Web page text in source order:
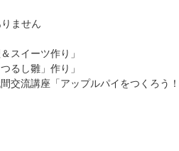
ません
スイーツ作り」
るし雛」作り」
交流講座「アップルパイをつくろう！